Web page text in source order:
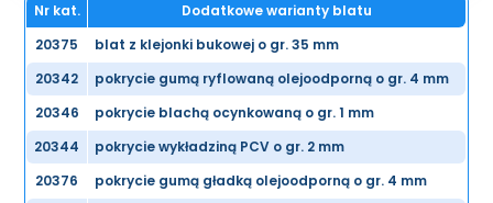
Nr kat.
Dodatkowe warianty blatu
20375
blat z klejonki bukowej o gr. 35 mm
20342
pokrycie gumą ryflowaną olejoodporną o gr. 4 mm
20346
pokrycie blachą ocynkowaną o gr. 1 mm
20344
pokrycie wykładziną PCV o gr. 2 mm
20376
pokrycie gumą gładką olejoodporną o gr. 4 mm